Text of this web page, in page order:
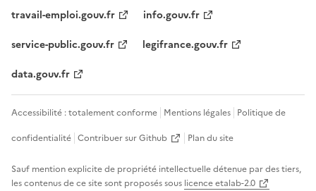
travail-emploi.gouv.fr
info.gouv.fr
service-public.gouv.fr
legifrance.gouv.fr
data.gouv.fr
Accessibilité : totalement conforme Mentions légales Politique de
confidentialité Contribuer sur Github Plan du site
Sauf mention explicite de propriété intellectuelle détenue par des tiers,
les contenus de ce site sont proposés sous licence etalab-2.0